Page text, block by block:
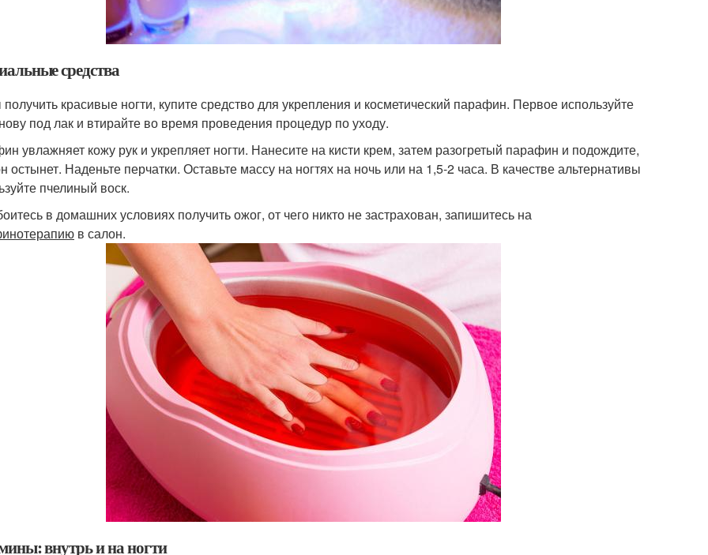
средства
красивые ногти, купите средство для укрепления и косметический парафин. Первое используйте
под лак и втирайте во время проведения процедур по уходу.
увлажняет кожу рук и укрепляет ногти. Нанесите на кисти крем, затем разогретый парафин и подождите,
остынет. Наденьте перчатки. Оставьте массу на ногтях на ночь или на 1,5-2 часа. В качестве альтернативы
пчелиный воск.
в домашних условиях получить ожог, от чего никто не застрахован, запишитесь на
в салон.
внутрь и на ногти